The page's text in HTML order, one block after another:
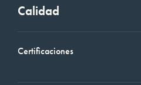
Calidad
Certificaciones